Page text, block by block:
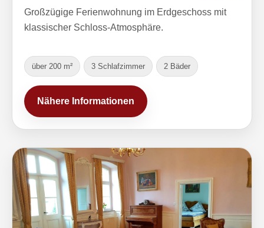
Großzügige Ferienwohnung im Erdgeschoss mit
klassischer Schloss-Atmosphäre.
über 200 m² 3 Schlafzimmer 2 Bäder
Nähere Informationen